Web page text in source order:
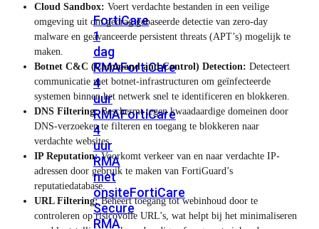
FortiCare
1
dag
RMAFortiCare
4
uur
RMAFortiCare
4
uur
RMA
met
onsiteFortiCare
Secure
RMA
Cloud Sandbox: Voert verdachte bestanden in een veilige
omgeving uit om gedrag gebaseerde detectie van zero-day
malware en geavanceerde persistent threats (APT’s) mogelijk te
maken.
Botnet C&C (Command and Control) Detection: Detecteert
communicatie met botnet-infrastructuren om geïnfecteerde
systemen binnen het netwerk snel te identificeren en blokkeren.
DNS Filtering:Beschermt tegen kwaadaardige domeinen door
DNS-verzoeken te filteren en toegang te blokkeren naar
verdachte websites.
IP Reputation:Voorkomt verkeer van en naar verdachte IP-
adressen door gebruik te maken van FortiGuard’s
reputatiedatabase.
URL Filtering:Beheert toegang tot webinhoud door te
controleren op risicovolle URL’s, wat helpt bij het minimaliseren